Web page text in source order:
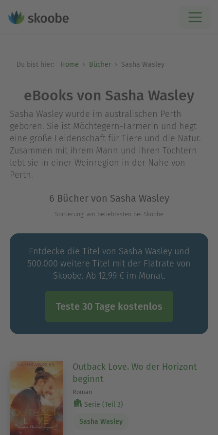
Du bist hier: Home Bücher Sasha Wasley
eBooks von Sasha Wasley
Sasha Wasley wurde im australischen Perth
geboren. Sie ist Möchtegern-Farmerin und hegt
eine große Leidenschaft für Tiere und die Natur.
Zusammen mit ihrem Mann und ihren Töchtern
lebt sie in einer Weinregion in der Nähe von
Perth.
6 Bücher von Sasha Wasley
Sortierung: am beliebtesten bei Skoobe
Entdecke die Titel von Sasha Wasley und
500.000 weitere Titel mit der Flatrate von
Skoobe. Ab 12,99 € im Monat.
Teste 30 Tage kostenlos
Outback Love. Wo der Horizont
beginnt
Roman
Serie (Teil 3)
Sasha Wasley